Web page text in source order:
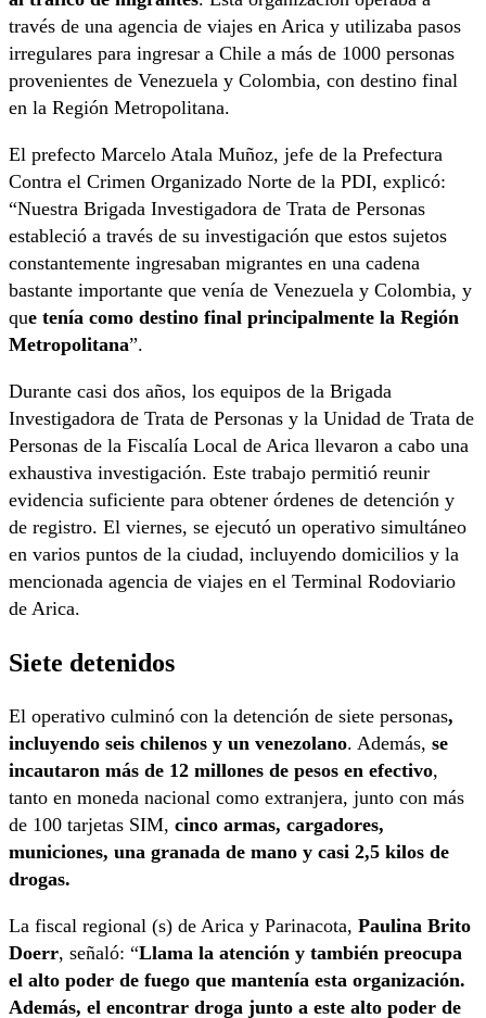
través de una agencia de viajes en Arica y utilizaba pasos
irregulares para ingresar a Chile a más de 1000 personas
provenientes de Venezuela y Colombia, con destino final
en la Región Metropolitana.
El prefecto Marcelo Atala Muñoz, jefe de la Prefectura
Contra el Crimen Organizado Norte de la PDI, explicó:
“Nuestra Brigada Investigadora de Trata de Personas
estableció a través de su investigación que estos sujetos
constantemente ingresaban migrantes en una cadena
bastante importante que venía de Venezuela y Colombia, y
que tenía como destino final principalmente la Región
Metropolitana”.
Durante casi dos años, los equipos de la Brigada
Investigadora de Trata de Personas y la Unidad de Trata de
Personas de la Fiscalía Local de Arica llevaron a cabo una
exhaustiva investigación. Este trabajo permitió reunir
evidencia suficiente para obtener órdenes de detención y
de registro. El viernes, se ejecutó un operativo simultáneo
en varios puntos de la ciudad, incluyendo domicilios y la
mencionada agencia de viajes en el Terminal Rodoviario
de Arica.
Siete detenidos
El operativo culminó con la detención de siete personas,
incluyendo seis chilenos y un venezolano. Además, se
incautaron más de 12 millones de pesos en efectivo,
tanto en moneda nacional como extranjera, junto con más
de 100 tarjetas SIM, cinco armas, cargadores,
municiones, una granada de mano y casi 2,5 kilos de
drogas.
La fiscal regional (s) de Arica y Parinacota, Paulina Brito
Doerr, señaló: “Llama la atención y también preocupa
el alto poder de fuego que mantenía esta organización.
Además, el encontrar droga junto a este alto poder de